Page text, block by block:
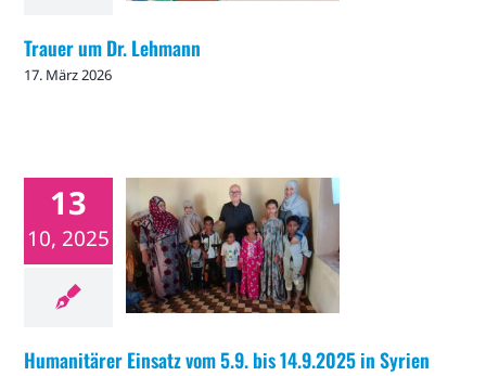
Trauer um Dr. Lehmann
17. März 2026
13
10, 2025
Humanitärer Einsatz
vom 5.9. bis 14.9.2025
in Syrien
Nachrichten
Humanitärer Einsatz vom 5.9. bis 14.9.2025 in Syrien